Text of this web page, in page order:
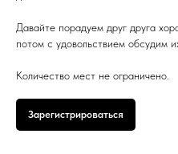
Давайте порадуем друг друга
потом с удовольствием обсудим
Количество мест не ограничено.
Зарегистрироваться